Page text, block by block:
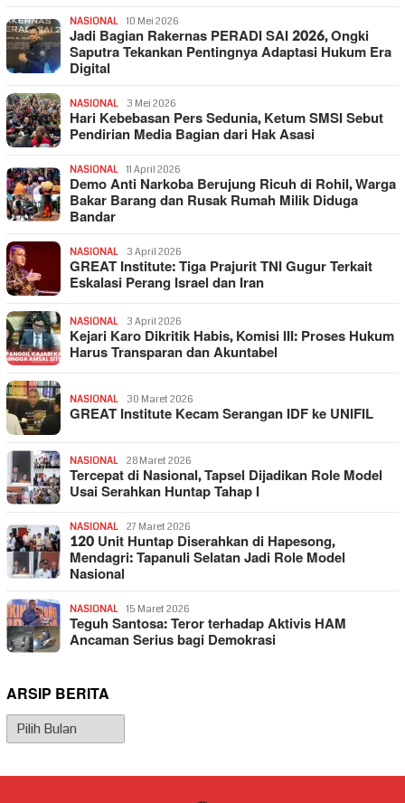
NASIONAL 10 Mei 2026
Jadi Bagian Rakernas PERADI SAI 2026, Ongki
Saputra Tekankan Pentingnya Adaptasi Hukum Era
Digital
NASIONAL 3 Mei 2026
Hari Kebebasan Pers Sedunia, Ketum SMSI Sebut
Pendirian Media Bagian dari Hak Asasi
NASIONAL 11 April 2026
Demo Anti Narkoba Berujung Ricuh di Rohil, Warga
Bakar Barang dan Rusak Rumah Milik Diduga
Bandar
NASIONAL 3 April 2026
GREAT Institute: Tiga Prajurit TNI Gugur Terkait
Eskalasi Perang Israel dan Iran
NASIONAL 3 April 2026
Kejari Karo Dikritik Habis, Komisi III: Proses Hukum
Harus Transparan dan Akuntabel
NASIONAL 30 Maret 2026
GREAT Institute Kecam Serangan IDF ke UNIFIL
NASIONAL 28 Maret 2026
Tercepat di Nasional, Tapsel Dijadikan Role Model
Usai Serahkan Huntap Tahap I
NASIONAL 27 Maret 2026
120 Unit Huntap Diserahkan di Hapesong,
Mendagri: Tapanuli Selatan Jadi Role Model
Nasional
NASIONAL 15 Maret 2026
Teguh Santosa: Teror terhadap Aktivis HAM
Ancaman Serius bagi Demokrasi
ARSIP BERITA
Arsip
Berita